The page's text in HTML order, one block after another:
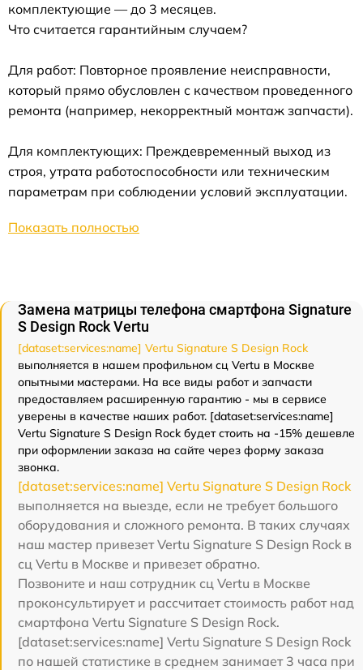
комплектующие — до 3 месяцев.
Что считается гарантийным случаем?
Для работ: Повторное проявление неисправности,
который прямо обусловлен с качеством проведенного
ремонта (например, некорректный монтаж запчасти).
Для комплектующих: Преждевременный выход из
строя, утрата работоспособности или техническим
параметрам при соблюдении условий эксплуатации.
Показать полностью
Замена матрицы телефона смартфона Signature
S Design Rock Vertu
[dataset:services:name] Vertu Signature S Design Rock
выполняется в нашем профильном сц Vertu в Москве
опытными мастерами. На все виды работ и запчасти
предоставляем расширенную гарантию - мы в сервисе
уверены в качестве наших работ. [dataset:services:name]
Vertu Signature S Design Rock будет стоить на -15% дешевле
при оформлении заказа на сайте через форму заказа
звонка.
[dataset:services:name] Vertu Signature S Design Rock
выполняется на выезде, если не требует большого
оборудования и сложного ремонта. В таких случаях
наш мастер привезет Vertu Signature S Design Rock в
сц Vertu в Москве и привезет обратно.
Позвоните и наш сотрудник сц Vertu в Москве
проконсультирует и рассчитает стоимость работ над
смартфона Vertu Signature S Design Rock.
[dataset:services:name] Vertu Signature S Design Rock
по нашей статистике в среднем занимает 3 часа при